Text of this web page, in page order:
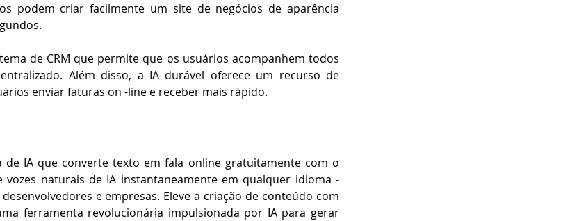
podem criar facilmente um site de negócios de aparência
de CRM que permite que os usuários acompanhem todos
Além disso, a IA durável oferece um recurso de
enviar faturas on -line e receber mais rápido.
de IA que converte texto em fala online gratuitamente com o
vozes naturais de IA instantaneamente em qualquer idioma -
e empresas. Eleve a criação de conteúdo com
ferramenta revolucionária impulsionada por IA para gerar